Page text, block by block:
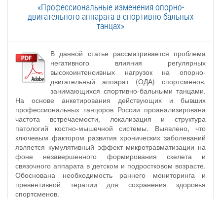
«Профессиональные изменения опорно-
двигательного аппарата в спортивно-бальных
танцах»
В данной статье рассматривается проблема
негативного влияния регулярных
высокоинтенсивных нагрузок на опорно-
двигательный аппарат (ОДА) спортсменов,
занимающихся спортивно-бальными танцами.
На основе анкетирования действующих и бывших
профессиональных танцоров России проанализирована
частота встречаемости, локализация и структура
патологий костно-мышечной системы. Выявлено, что
ключевым фактором развития хронических заболеваний
является кумулятивный эффект микротравматизации на
фоне незавершенного формирования скелета и
связочного аппарата в детском и подростковом возрасте.
Обоснована необходимость раннего мониторинга и
превентивной терапии для сохранения здоровья
спортсменов.